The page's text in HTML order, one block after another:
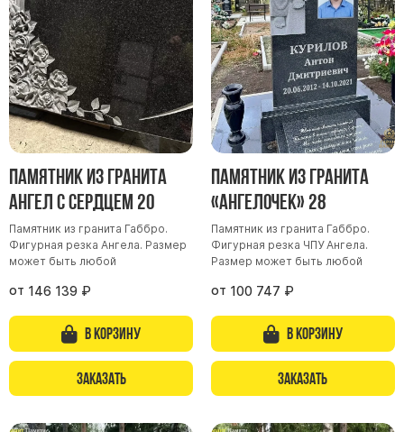
Памятник из гранита
Ангел с сердцем 20
Памятник из гранита Габбро.
Фигурная резка Ангела. Размер
может быть любой
от 146 139 ₽
В корзину
Заказать
Памятник из гранита
«Ангелочек» 28
Памятник из гранита Габбро.
Фигурная резка ЧПУ Ангела.
Размер может быть любой
от 100 747 ₽
В корзину
Заказать